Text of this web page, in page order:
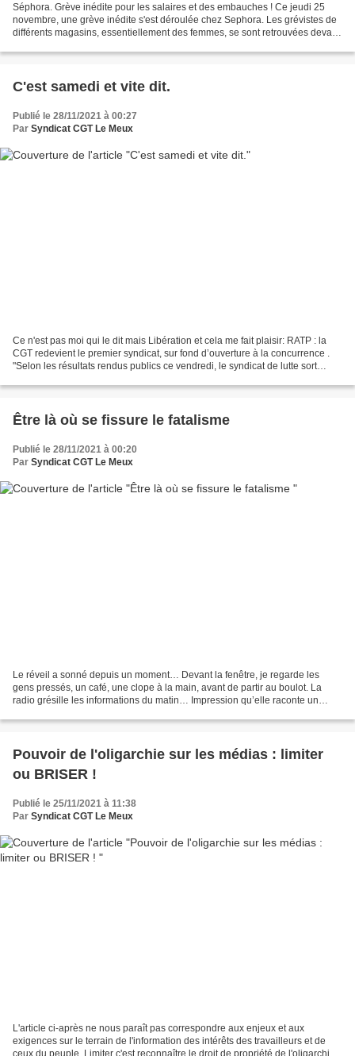
Séphora. Grève inédite pour les salaires et des embauches ! Ce jeudi 25
novembre, une grève inédite s'est déroulée chez Sephora. Les grévistes de
différents magasins, essentiellement des femmes, se sont retrouvées devant
C'est samedi et vite dit.
Publié le 28/11/2021 à 00:27
Par Syndicat CGT Le Meux
Ce n'est pas moi qui le dit mais Libération et cela me fait plaisir: RATP : la
CGT redevient le premier syndicat, sur fond d’ouverture à la concurrence .
"Selon les résultats rendus publics ce vendredi, le syndicat de lutte sort
Être là où se fissure le fatalisme
Publié le 28/11/2021 à 00:20
Par Syndicat CGT Le Meux
Le réveil a sonné depuis un moment… Devant la fenêtre, je regarde les
gens pressés, un café, une clope à la main, avant de partir au boulot. La
radio grésille les informations du matin… Impression qu’elle raconte un
Pouvoir de l'oligarchie sur les médias : limiter
ou BRISER !
Publié le 25/11/2021 à 11:38
Par Syndicat CGT Le Meux
L'article ci-après ne nous paraît pas correspondre aux enjeux et aux
exigences sur le terrain de l'information des intérêts des travailleurs et de
ceux du peuple. Limiter c'est reconnaître le droit de propriété de l'oligarchie